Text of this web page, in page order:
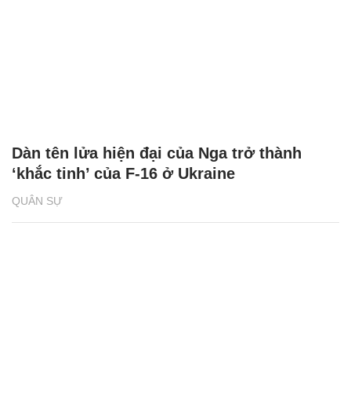
QUÂN SỰ
Dàn tên lửa hiện đại của Nga trở thành
‘khắc tinh’ của F-16 ở Ukraine